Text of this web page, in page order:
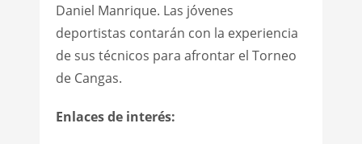
Daniel Manrique. Las jóvenes
deportistas contarán con la experiencia
de sus técnicos para afrontar el Torneo
de Cangas.
Enlaces de interés: